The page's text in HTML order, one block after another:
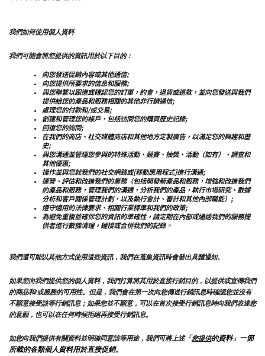
我們如何使用個人資料
我們可能會將您提供的資訊用於以下目的：
向您發送促銷內容或其他通信;
向您提供所要求的信息和服務;
與您聯繫以跟進或確認您的訂單，約會，退貨或退款，並向您發送與我們
提供給您的產品和服務相關的其他非行銷通信;
處理您的付款和/或交易;
創建和管理您的帳戶，包括訪問您的購買歷史記錄;
回復您的詢問;
在我們的商店、社交媒體商店和其他地方定製廣告，以滿足您的興趣和歷
史;
與您溝通並管理您參與的特殊活動、競賽、抽獎、活動（如有）、調查和
其他優惠;
操作並與您就我們的社交網路或[移動應用程式]進行溝通;
運營、評估和改進我們的業務（包括開發新產品和服務，增強和改進我們
的產品和服務，管理我們的溝通，分析我們的產品，執行市場研究、數據
分析和客戶關係管理計劃，以及執行會計、審計和其他內部職能）;
遵守適用的法律要求、相關行業標準和我們的政策;
為避免重複並確保您的資訊的準確性，請定期在內部或通過我們的服務提
供者進行數據清理，鏈接或合併我們的記錄。
我們還可能以其他方式使用這些資訊，我們在蒐集資訊時會發出具體通知。
如果您向我們提供您的個人資料，我們打算將其用於直接行銷目的，以提供或宣傳我們
的商品和/或服務的可用性。但是，我們會在第一次向您傳送行銷訊息時確認您並沒有
不願意接受該等行銷訊息；如果您並不願意，可以在首次接受行銷訊息時向我們表達您
的意願，也可以在任何時候拒絕再接受行銷訊息。
如您向我們提供有關資料並明確同意該等用途，我們可將上述「您提供的資料」一節
所載的各類個人資料用於直接促銷。